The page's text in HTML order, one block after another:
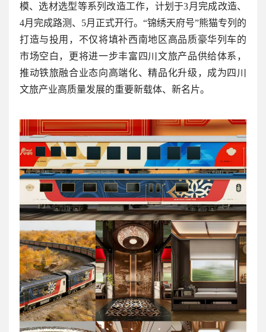
模、选材选型等系列改造工作，计划于3月完成改造、
4月完成路测、5月正式开行。“锦绣天府号”熊猫专列的
打造与投用，不仅将填补西南地区高品质豪华列车的
市场空白，更将进一步丰富四川文旅产品供给体系，
推动铁旅融合业态向高端化、精品化升级，成为四川
文旅产业高质量发展的重要新载体、新名片。